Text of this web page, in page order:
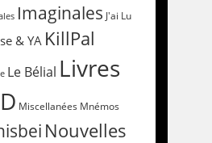
Imaginales J'ai Lu
& YA KillPal
Le Bélial Livres
Miscellanées Mnémos
Nouvelles